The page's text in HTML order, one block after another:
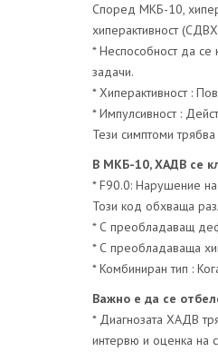
Според МКБ-10,
хиперактивност
* Неспособност да се
задачи.
* Хиперактивност :
* Импулсивност :
Тези симптоми
В МКБ-10, ХАДВ се
* F90.0: Нарушение на
Този код обхваща
* С преобладаващ
* С преобладаваща
* Комбиниран тип :
Важно е да се
* Диагнозата ХАДВ
интервю и оценка на